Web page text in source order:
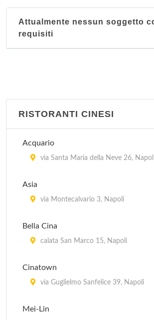
Attualmente nessun soggetto
requisiti
RISTORANTI CINESI
Acquario
via Santa Maria della Neve 26,
Asia
via Montecalvario 3, Napoli
Bella Cina
calata San Marco 15, Napoli
Cinatown
via Guglielmo Sanfelice 39, Napoli
Mei-Lin